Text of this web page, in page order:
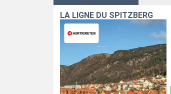
LA LIGNE DU SPITZBERG